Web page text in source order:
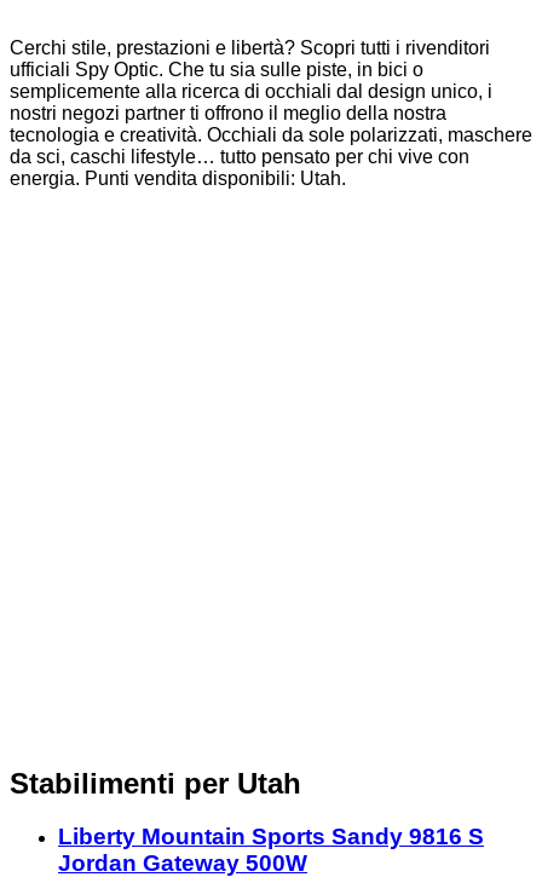
Cerchi stile, prestazioni e libertà? Scopri tutti i rivenditori
ufficiali Spy Optic. Che tu sia sulle piste, in bici o
semplicemente alla ricerca di occhiali dal design unico, i
nostri negozi partner ti offrono il meglio della nostra
tecnologia e creatività. Occhiali da sole polarizzati, maschere
da sci, caschi lifestyle… tutto pensato per chi vive con
energia. Punti vendita disponibili: Utah.
Stabilimenti per Utah
Liberty Mountain Sports Sandy 9816 S
Jordan Gateway 500W